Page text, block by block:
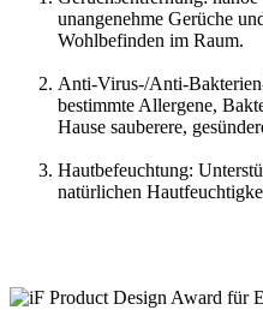
unangenehme Gerüche
Wohlbefinden im Raum.
Anti-Virus-/Anti-
bestimmte Allergene,
Hause sauberere,
Hautbefeuchtung:
natürlichen